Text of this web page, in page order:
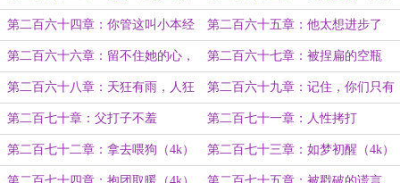
轻（4k） 是plan B（4k）
第二百六十四章：你管这叫小本经
营？（4k）
第二百六十五章：他太想进步了
第二百六十六章：留不住她的心，
那我就点一个（3k）
第二百六十七章：被捏扁的空瓶
（4k）
第二百六十八章：天狂有雨，人狂
有祸（4k）
第二百六十九章：记住，你们只有
一次机会（4k）
第二百七十章：父打子不羞 第二百七十一章：人性拷打
第二百七十二章：拿去喂狗（4k） 第二百七十三章：如梦初醒（4k）